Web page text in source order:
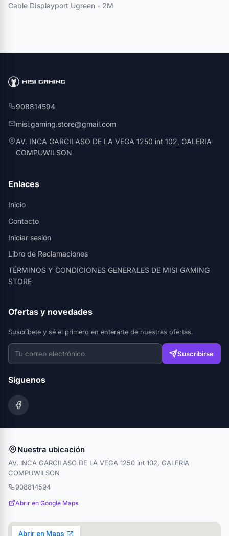
Cable DIsplayport Ugreen - 2M
908814594
misi.gaming.store@gmail.com
AV. INCA GARCILASO DE LA VEGA 1250 int 102, GALERIA
COMPUWILSON
Enlaces
Inicio
Contacto
Iniciar sesión
Libro de Reclamaciones
TÉRMINOS Y CONDICIONES GENERALES DE MISI GAMING
STORE
Ofertas y novedades
Suscríbete y sé el primero en enterarte de nuestras ofertas.
Suscribirse
Síguenos
Nuestra ubicación
AV. INCA GARCILASO DE LA VEGA 1250 int 102, GALERIA
COMPUWILSON
908814594
Abrir en Google Maps